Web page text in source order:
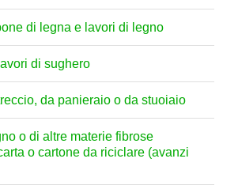
di legna e lavori di legno
di sughero
da panieraio o da stuoiaio
o di altre materie fibrose
o cartone da riciclare (avanzi